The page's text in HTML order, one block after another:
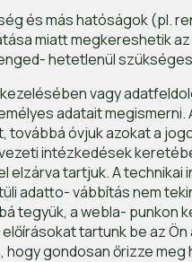
és más hatóságok (pl.
miatt megkereshetik
hetetlenül
vagy
adatait
továbbá óvjuk azokat a
intézkedések
elzárva tartjuk. A
adatto- vábbítás nem
tegyük, a webla- punkon
tartunk be az
gondosan őrizze